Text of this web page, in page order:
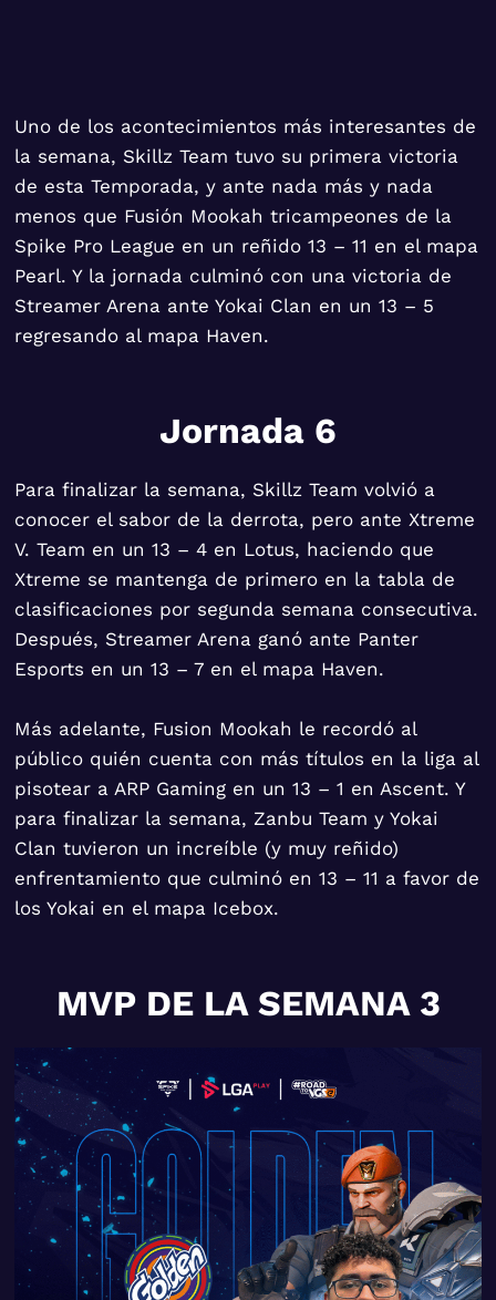
Uno de los acontecimientos más interesantes de
la semana, Skillz Team tuvo su primera victoria
de esta Temporada, y ante nada más y nada
menos que Fusión Mookah tricampeones de la
Spike Pro League en un reñido 13 – 11 en el mapa
Pearl. Y la jornada culminó con una victoria de
Streamer Arena ante Yokai Clan en un 13 – 5
regresando al mapa Haven.
Jornada 6
Para finalizar la semana, Skillz Team volvió a
conocer el sabor de la derrota, pero ante Xtreme
V. Team en un 13 – 4 en Lotus, haciendo que
Xtreme se mantenga de primero en la tabla de
clasificaciones por segunda semana consecutiva.
Después, Streamer Arena ganó ante Panter
Esports en un 13 – 7 en el mapa Haven.
Más adelante, Fusion Mookah le recordó al
público quién cuenta con más títulos en la liga al
pisotear a ARP Gaming en un 13 – 1 en Ascent. Y
para finalizar la semana, Zanbu Team y Yokai
Clan tuvieron un increíble (y muy reñido)
enfrentamiento que culminó en 13 – 11 a favor de
los Yokai en el mapa Icebox.
MVP DE LA SEMANA 3